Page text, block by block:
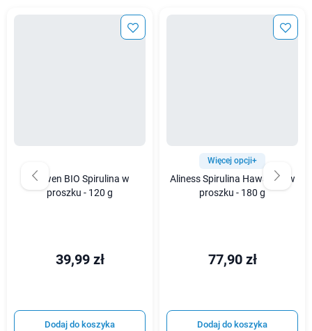
Biowen BIO Spirulina w
proszku - 120 g
39,99 zł
Dodaj do koszyka
Więcej opcji+
Aliness Spirulina Hawajska w
proszku - 180 g
77,90 zł
Dodaj do koszyka